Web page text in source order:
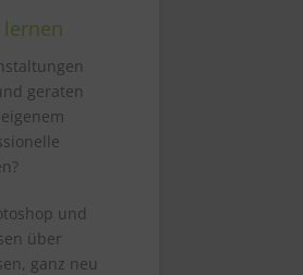
geraten
und
über
ganz neu